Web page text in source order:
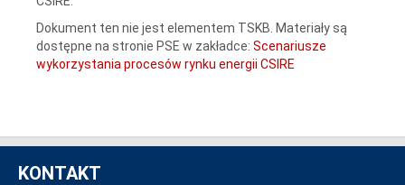
Dokument ten nie jest elementem TSKB. Materiały są
dostępne na stronie PSE w zakładce: Scenariusze
wykorzystania procesów rynku energii CSIRE
KONTAKT